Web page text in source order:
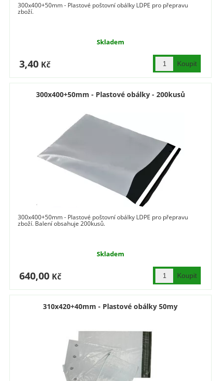
300x400+50mm - Plastové poštovní obálky LDPE pro přepravu
zboží.
Skladem
3,40 Kč
300x400+50mm - Plastové obálky - 200kusů
300x400+50mm - Plastové poštovní obálky LDPE pro přepravu
zboží. Balení obsahuje 200kusů.
Skladem
640,00 Kč
310x420+40mm - Plastové obálky 50my